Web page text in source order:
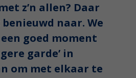
z’n allen? Daar
naar. We
goed moment
garde’ in
om met elkaar te